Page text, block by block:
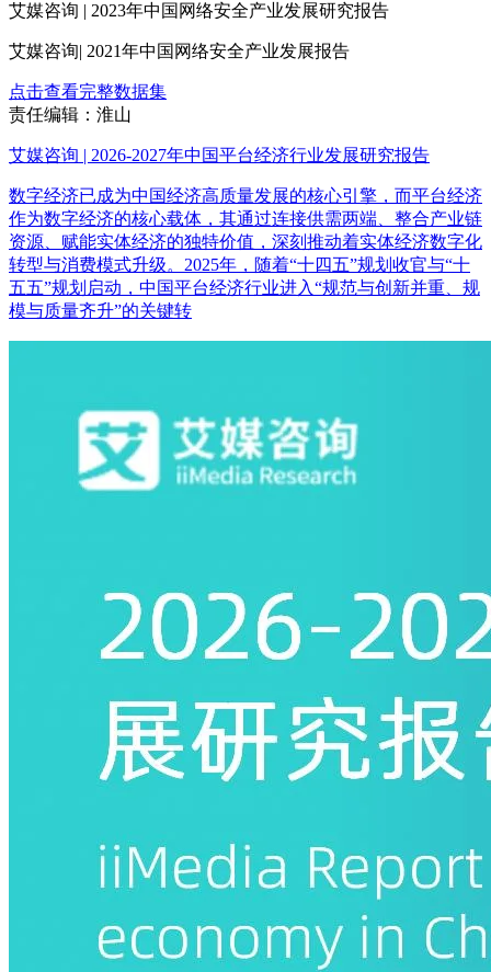
艾媒咨询 | 2023年中国网络安全产业发展研究报告
艾媒咨询| 2021年中国网络安全产业发展报告
点击查看完整数据集
责任编辑：淮山
艾媒咨询 | 2026-2027年中国平台经济行业发展研究报告
数字经济已成为中国经济高质量发展的核心引擎，而平台经济
作为数字经济的核心载体，其通过连接供需两端、整合产业链
资源、赋能实体经济的独特价值，深刻推动着实体经济数字化
转型与消费模式升级。2025年，随着“十四五”规划收官与“十
五五”规划启动，中国平台经济行业进入“规范与创新并重、规
模与质量齐升”的关键转